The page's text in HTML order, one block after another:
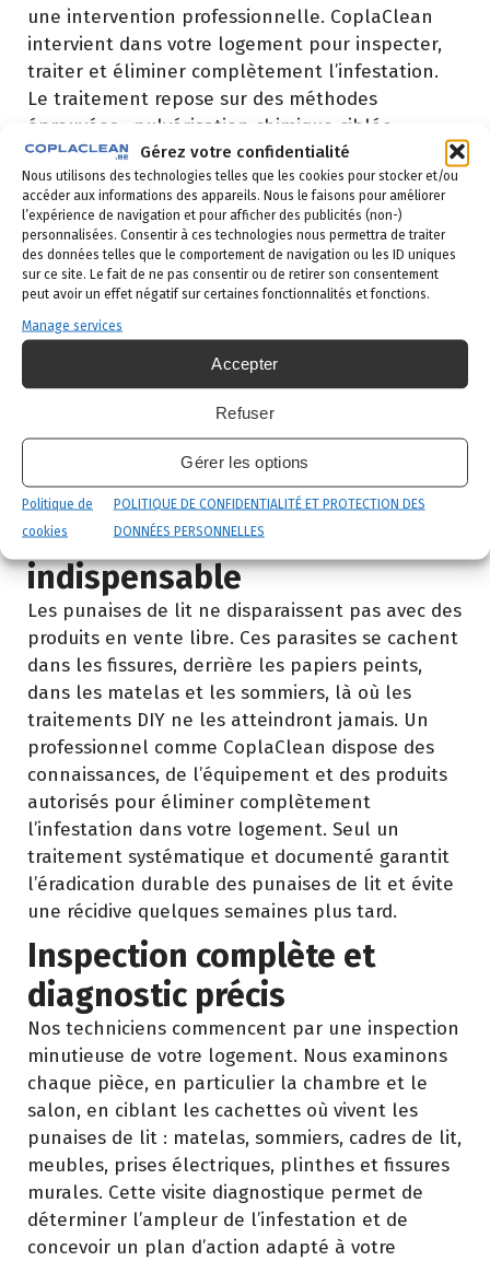
Gérez votre confidentialité
Nous utilisons des technologies telles que les cookies pour stocker et/ou
accéder aux informations des appareils. Nous le faisons pour améliorer
l’expérience de navigation et pour afficher des publicités (non-)
personnalisées. Consentir à ces technologies nous permettra de traiter
des données telles que le comportement de navigation ou les ID uniques
sur ce site. Le fait de ne pas consentir ou de retirer son consentement
peut avoir un effet négatif sur certaines fonctionnalités et fonctions.
Manage services
Accepter
Refuser
Gérer les options
Politique de
cookies
POLITIQUE DE CONFIDENTIALITÉ ET PROTECTION DES
DONNÉES PERSONNELLES
une intervention professionnelle. CoplaClean
intervient dans votre logement pour inspecter,
traiter et éliminer complètement l’infestation.
Le traitement repose sur des méthodes
éprouvées : pulvérisation chimique ciblée,
application thermique et suivi post-traitement.
L’élimination des punaises de lit demande de la
rigueur et de l’expertise pour éviter la
propagation.
Traitement
professionnel des
punaises de lit : ce que
fait CoplaClean dans
votre logement
Pourquoi un traitement
professionnel est
indispensable
Les punaises de lit ne disparaissent pas avec des
produits en vente libre. Ces parasites se cachent
dans les fissures, derrière les papiers peints,
dans les matelas et les sommiers, là où les
traitements DIY ne les atteindront jamais. Un
professionnel comme CoplaClean dispose des
connaissances, de l’équipement et des produits
autorisés pour éliminer complètement
l’infestation dans votre logement. Seul un
traitement systématique et documenté garantit
l’éradication durable des punaises de lit et évite
une récidive quelques semaines plus tard.
Inspection complète et
diagnostic précis
Nos techniciens commencent par une inspection
minutieuse de votre logement. Nous examinons
chaque pièce, en particulier la chambre et le
salon, en ciblant les cachettes où vivent les
punaises de lit : matelas, sommiers, cadres de lit,
meubles, prises électriques, plinthes et fissures
murales. Cette visite diagnostique permet de
déterminer l’ampleur de l’infestation et de
concevoir un plan d’action adapté à votre